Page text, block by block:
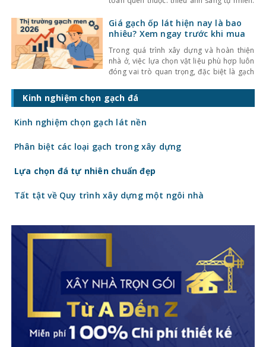
che chắn bởi các công trình xung quanh,
khiến không gian trở nên bí bách và phụ
Giá gạch ốp lát hiện nay là bao
nhiêu? Xem ngay trước khi mua
Trong quá trình xây dựng và hoàn thiện
nhà ở, việc lựa chọn vật liệu phù hợp luôn
đóng vai trò quan trọng, đặc biệt là gạch
giá gạch ốp lát hiện nay còn quyết định
trực tiếp đến tổng chi phí công trình. Vậy
Kinh nghiệm chọn gạch đá
Kinh nghiệm chọn gạch lát nền
Phân biệt các loại gạch trong xây dựng
Lựa chọn đá tự nhiên chuẩn đẹp
Tất tật về Quy trình xây dựng một ngôi nhà